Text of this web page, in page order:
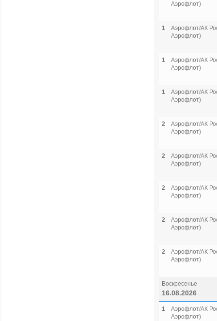
Аэрофлот)
1
Аэрофлот/АК
Аэрофлот)
1
Аэрофлот/АК
Аэрофлот)
1
Аэрофлот/АК
Аэрофлот)
2
Аэрофлот/АК
Аэрофлот)
2
Аэрофлот/АК
Аэрофлот)
2
Аэрофлот/АК
Аэрофлот)
2
Аэрофлот/АК
Аэрофлот)
2
Аэрофлот/АК
Аэрофлот)
Воскресенье
16.08.2026
1
Аэрофлот/АК
Аэрофлот)